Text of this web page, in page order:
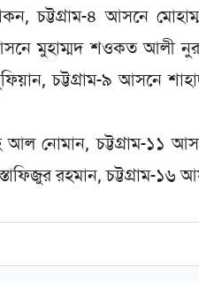
চট্টগ্রাম-৪ আসনে
আসনে মুহাম্মদ শওকত আলী
চট্টগ্রাম-৯ আসনে
আল নোমান, চট্টগ্রাম-১১
রহমান, চট্টগ্রাম-১৬